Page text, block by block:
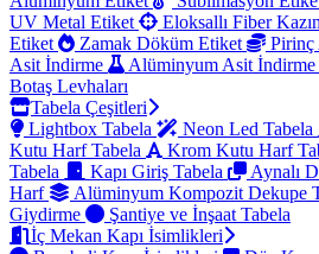
UV Metal Etiket
Eloksallı Fiber
Etiket
Zamak Döküm Etiket Pirinç
Asit İndirme
Alüminyum Asit İndirme
Botaş Levhaları
Tabela Çeşitleri
Lightbox Tabela
Neon Led Tabela
Kutu Harf Tabela
Krom Kutu Harf
Tabela
Kapı Giriş Tabela
Aynalı
Harf
Alüminyum Kompozit Dekupe
Giydirme
Şantiye ve İnşaat Tabela
İç Mekan Kapı İsimlikleri